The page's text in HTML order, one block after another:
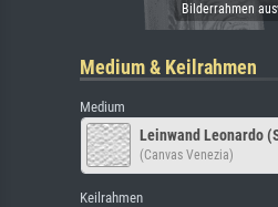
Medium & Keilrahmen
Medium
Leinwand Leonardo
(Canvas Venezia)
Keilrahmen